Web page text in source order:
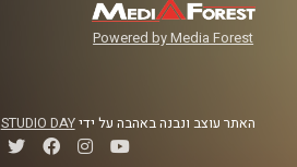
Powered by Media Forest
האתר עוצב ונבנה באהבה על ידיSTUDIO DAY